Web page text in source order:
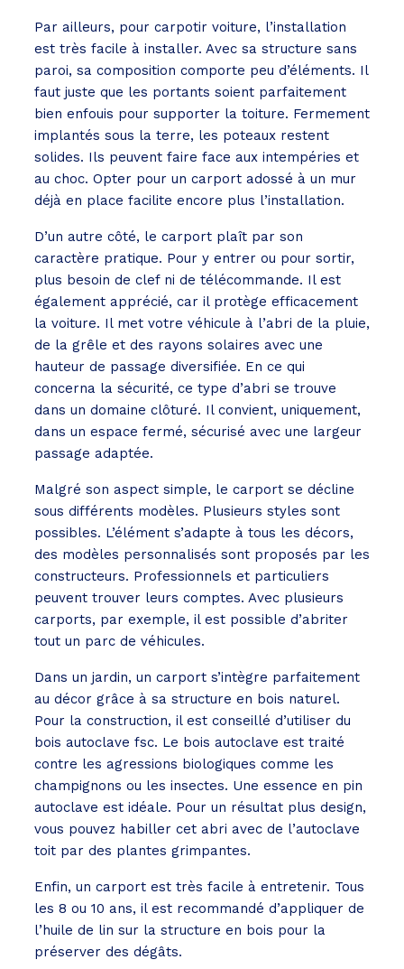
Par ailleurs, pour carpotir voiture, l’installation
est très facile à installer. Avec sa structure sans
paroi, sa composition comporte peu d’éléments. Il
faut juste que les portants soient parfaitement
bien enfouis pour supporter la toiture. Fermement
implantés sous la terre, les poteaux restent
solides. Ils peuvent faire face aux intempéries et
au choc. Opter pour un carport adossé à un mur
déjà en place facilite encore plus l’installation.
D’un autre côté, le carport plaît par son
caractère pratique. Pour y entrer ou pour sortir,
plus besoin de clef ni de télécommande. Il est
également apprécié, car il protège efficacement
la voiture. Il met votre véhicule à l’abri de la pluie,
de la grêle et des rayons solaires avec une
hauteur de passage diversifiée. En ce qui
concerna la sécurité, ce type d’abri se trouve
dans un domaine clôturé. Il convient, uniquement,
dans un espace fermé, sécurisé avec une largeur
passage adaptée.
Malgré son aspect simple, le carport se décline
sous différents modèles. Plusieurs styles sont
possibles. L’élément s’adapte à tous les décors,
des modèles personnalisés sont proposés par les
constructeurs. Professionnels et particuliers
peuvent trouver leurs comptes. Avec plusieurs
carports, par exemple, il est possible d’abriter
tout un parc de véhicules.
Dans un jardin, un carport s’intègre parfaitement
au décor grâce à sa structure en bois naturel.
Pour la construction, il est conseillé d’utiliser du
bois autoclave fsc. Le bois autoclave est traité
contre les agressions biologiques comme les
champignons ou les insectes. Une essence en pin
autoclave est idéale. Pour un résultat plus design,
vous pouvez habiller cet abri avec de l’autoclave
toit par des plantes grimpantes.
Enfin, un carport est très facile à entretenir. Tous
les 8 ou 10 ans, il est recommandé d’appliquer de
l’huile de lin sur la structure en bois pour la
préserver des dégâts.